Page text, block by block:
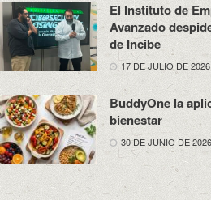
El Instituto de
Avanzado
de Incibe
17 DE JULIO DE 2026
BuddyOne la
bienestar
30 DE JUNIO DE 2026